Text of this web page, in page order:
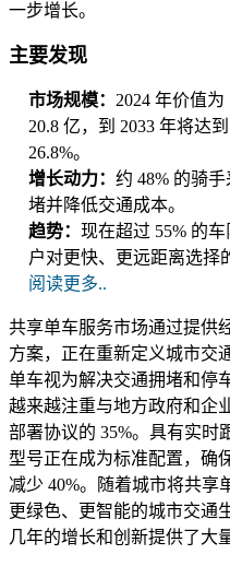
一步增长。
主要发现
市场规模： 2024 年价值为
20.8 亿，到 2033 年将达
26.8%。
增长动力： 约 48% 的骑
堵并降低交通成本。
趋势： 现在超过 55% 的
户对更快、更远距离选择
阅读更多..
共享单车服务市场通过提供
方案，正在重新定义城市交
单车视为解决交通拥堵和停
越来越注重与地方政府和企
部署协议的 35%。具有实时
型号正在成为标准配置，确
减少 40%。随着城市将共享
更绿色、更智能的城市交通
几年的增长和创新提供了大